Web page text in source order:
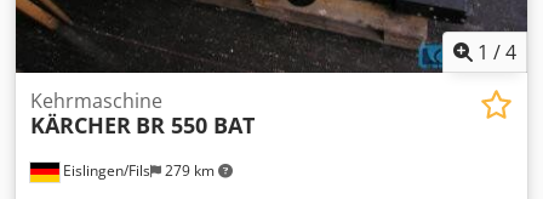
1 /4
Eislingen/Fils 279 km
Kehrmaschine
KÄRCHER BR 550 BAT